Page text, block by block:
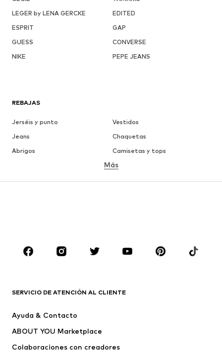
LEGER by LENA GERCKE
EDITED
ESPRIT
GAP
GUESS
CONVERSE
NIKE
PEPE JEANS
REBAJAS
Jerséis y punto
Vestidos
Jeans
Chaquetas
Abrigos
Camisetas y tops
Ropa interior
Faldas
Blusas y camisas
Zapatos
Deporte
Vestidos
Camisetas y tops
Chaquetas
Jerséis y punto
Más
SERVICIO DE ATENCIÓN AL CLIENTE
Ayuda & Contacto
ABOUT YOU Marketplace
Colaboraciones con creadores